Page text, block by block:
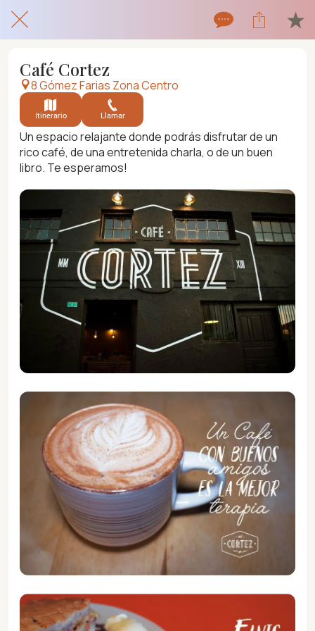
Café Cortez
8 Gómez Farias Zona Centro
Itinerario Llamar
Un espacio relajante donde podrás disfrutar de un
rico café, de una entretenida charla, o de un buen
libro. Te esperamos!